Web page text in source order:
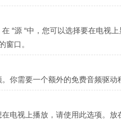
“源 “中，您可以选择要在电视
窗口。
你需要一个额外的免费音频驱
电视上播放，请使用此选项。放